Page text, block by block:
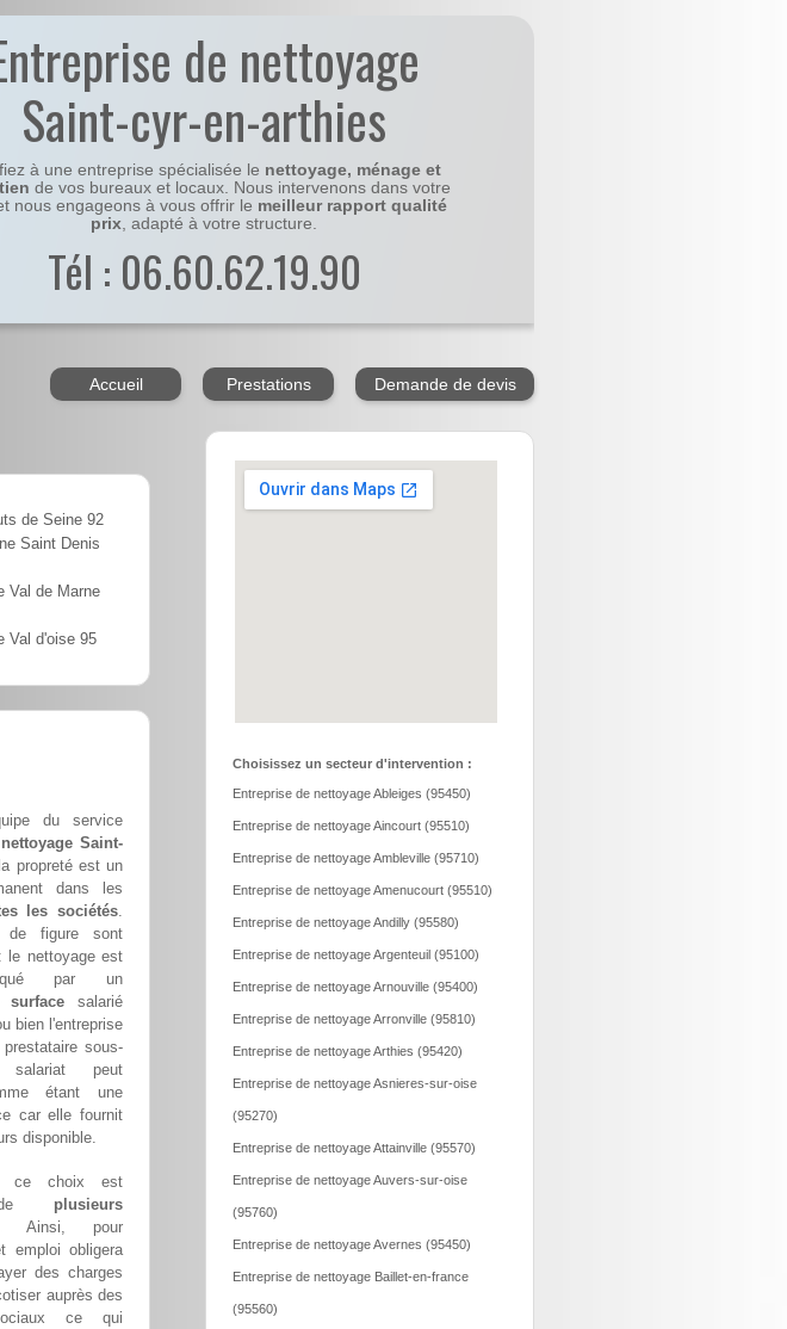
de nettoyage
Saint-cyr-en-arthies
à une entreprise spécialisée le nettoyage, ménage et
de vos bureaux et locaux. Nous intervenons dans votre
nous engageons à vous offrir le meilleur rapport qualité
prix, adapté à votre structure.
Tél : 06.60.62.19.90
Accueil Prestations Demande de devis
de Seine 92
Saint Denis
Val de Marne
Val d'oise 95
du service
Saint-
la propreté est un
dans les
les sociétés.
de figure sont
le nettoyage est
par un
surface salarié
bien l'entreprise
sous-
peut
étant une
car elle fournit
disponible.
ce choix est
de plusieurs
Ainsi, pour
emploi obligera
des charges
auprès des
ce qui
Choisissez un secteur d'intervention :
Entreprise de nettoyage Ableiges (95450)
Entreprise de nettoyage Aincourt (95510)
Entreprise de nettoyage Ambleville (95710)
Entreprise de nettoyage Amenucourt (95510)
Entreprise de nettoyage Andilly (95580)
Entreprise de nettoyage Argenteuil (95100)
Entreprise de nettoyage Arnouville (95400)
Entreprise de nettoyage Arronville (95810)
Entreprise de nettoyage Arthies (95420)
Entreprise de nettoyage Asnieres-sur-oise
(95270)
Entreprise de nettoyage Attainville (95570)
Entreprise de nettoyage Auvers-sur-oise
(95760)
Entreprise de nettoyage Avernes (95450)
Entreprise de nettoyage Baillet-en-france
(95560)